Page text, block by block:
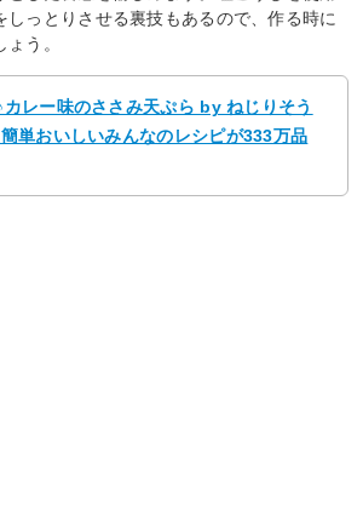
しっとりさせる裏技もあるので、作る時に
う。
レー味のささみ天ぷら by ねじりそう
簡単おいしいみんなのレシピが333万品